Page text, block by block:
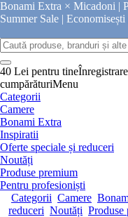
Bonami Extra × Micadoni |
Summer Sale |
40 Lei pentru tineÎnregistrare
cumpărăturiMenu
Categorii
Camere
Bonami Extra
Inspiratii
Oferte speciale și reduceri
Noutăți
Produse premium
Pentru profesioniști
Categorii Camere
reduceri Noutăți Produse